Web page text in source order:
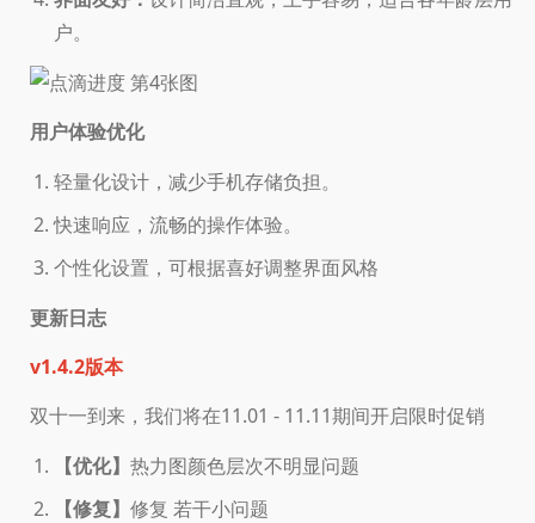
户。
用户体验优化
轻量化设计，减少手机存储负担。
快速响应，流畅的操作体验。
个性化设置，可根据喜好调整界面风格
更新日志
v1.4.2版本
双十一到来，我们将在11.01 - 11.11期间开启限时促销
【优化】 热力图颜色层次不明显问题
【修复】 修复 若干小问题